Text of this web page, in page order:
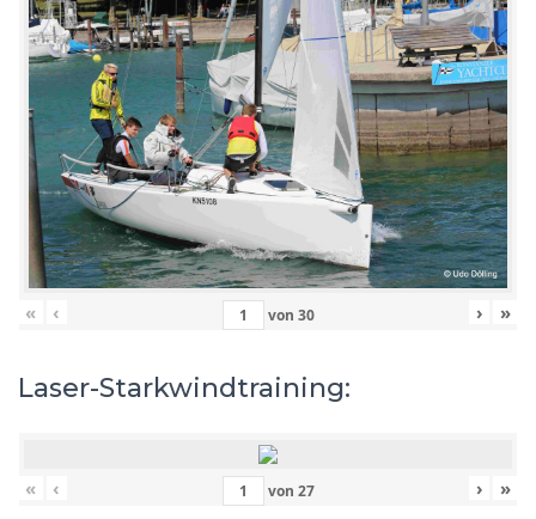
« ‹ von 30 › »
Laser-Starkwindtraining:
« ‹ von 27 › »